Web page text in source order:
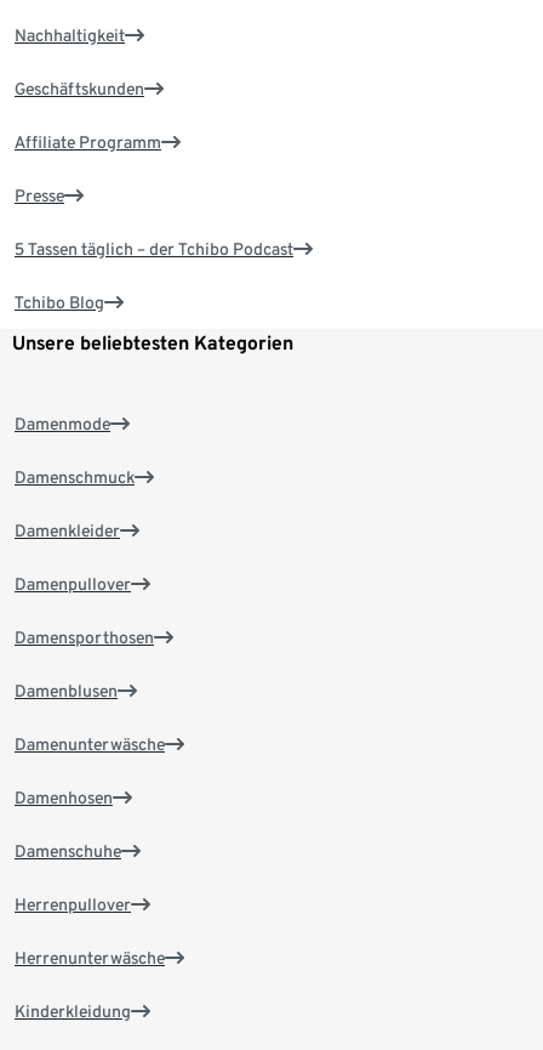
Nachhaltigkeit
Geschäftskunden
Affiliate Programm
Presse
5 Tassen täglich – der Tchibo Podcast
Tchibo Blog
Unsere beliebtesten Kategorien
Damenmode
Damenschmuck
Damenkleider
Damenpullover
Damensporthosen
Damenblusen
Damenunterwäsche
Damenhosen
Damenschuhe
Herrenpullover
Herrenunterwäsche
Kinderkleidung